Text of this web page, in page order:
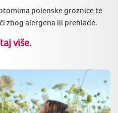
polenske groznice te
zbog alergena ili prehlade.
više.